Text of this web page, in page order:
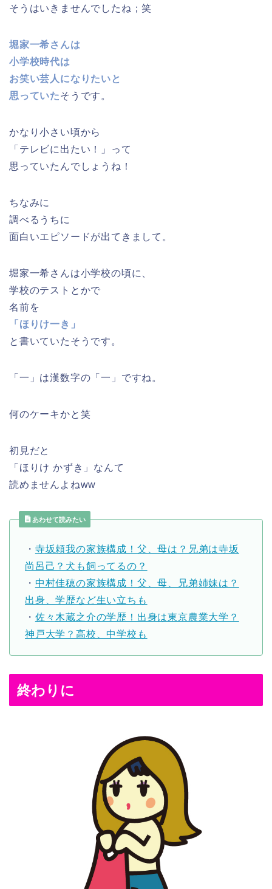
そうはいきませんでしたね；笑
堀家一希さんは
小学校時代は
お笑い芸人になりたいと
思っていたそうです。
かなり小さい頃から
「テレビに出たい！」って
思っていたんでしょうね！
ちなみに
調べるうちに
面白いエピソードが出てきまして。
堀家一希さんは小学校の頃に、
学校のテストとかで
名前を
「ほりけ一き」
と書いていたそうです。
「一」は漢数字の「一」ですね。
何のケーキかと笑
初見だと
「ほりけ かずき」なんて
読めませんよねww
あわせて読みたい
・ 寺坂頼我の家族構成！父、母は？兄弟は寺坂
尚呂己？犬も飼ってるの？
・ 中村佳穂の家族構成！父、母、兄弟姉妹は？
出身、学歴など生い立ちも
・ 佐々木蔵之介の学歴！出身は東京農業大学？
神戸大学？高校、中学校も
終わりに